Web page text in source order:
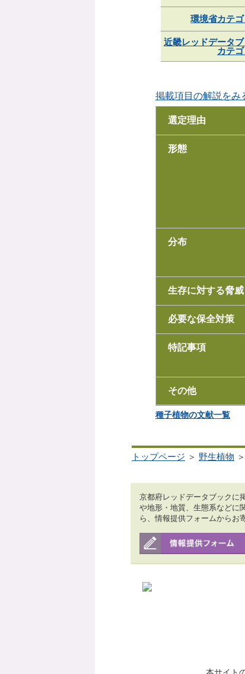
環境省カテ
近畿レッドデータブ
カテ
掲載項目の解説をみ
選定理由
形態
分布
生存に対する脅威
必要な保全対策
特記事項
その他
種子植物の文献一覧
トップページ ＞ 野生植物 ＞
京都府レッドデータブックに
や地形・地質、生態系などに
ら、情報提供フォームからお
本サイト